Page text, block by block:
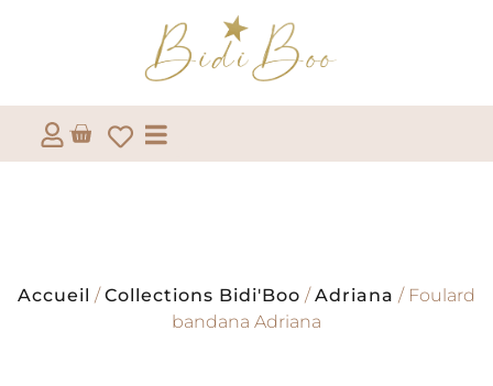
Accueil /Collections Bidi'Boo /Adriana / Foulard
bandana Adriana